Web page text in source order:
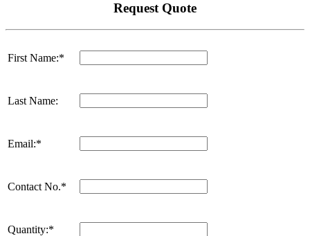
Request Quote
First Name:*
Last Name:
Email:*
Contact No.*
Quantity:*